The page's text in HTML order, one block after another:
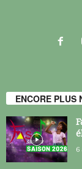
ENCORE PLUS
6